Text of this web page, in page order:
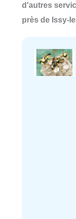
d'autres
près de Issy-